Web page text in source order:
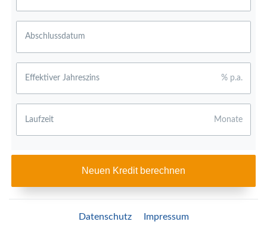
Abschlussdatum
% p.a.
Effektiver Jahreszins
Monate
Laufzeit
Neuen Kredit berechnen
Datenschutz Impressum